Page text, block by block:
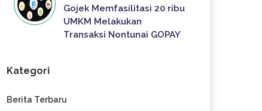
Gojek Memfasilitasi 20 ribu
UMKM Melakukan
Transaksi Nontunai GOPAY
Kategori
Berita Terbaru